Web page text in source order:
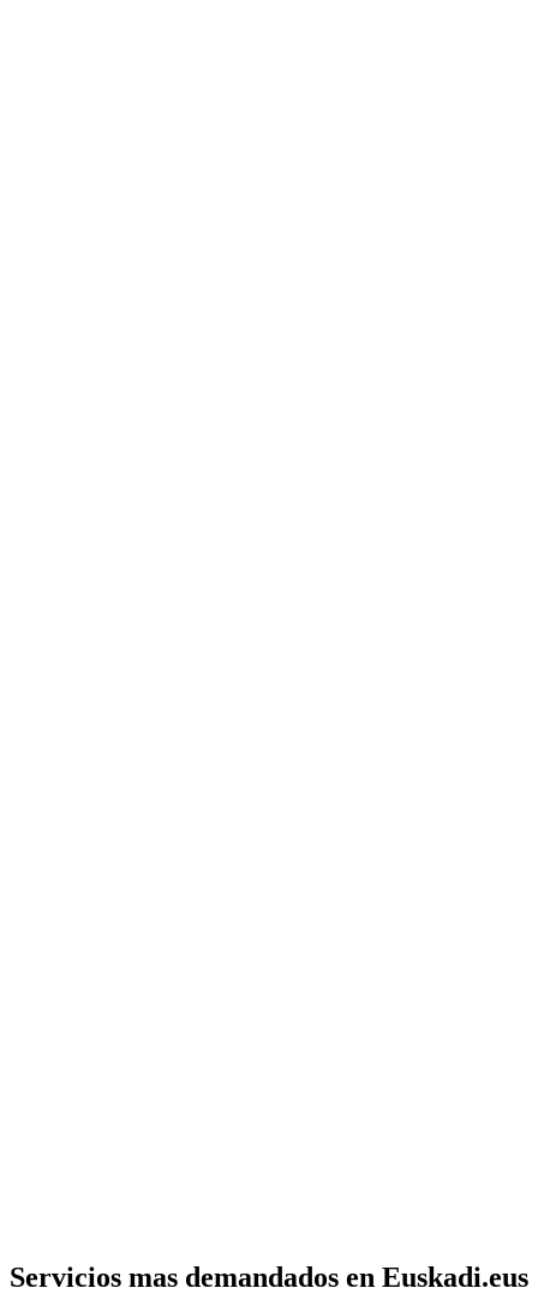
Servicios mas demandados en Euskadi.eus